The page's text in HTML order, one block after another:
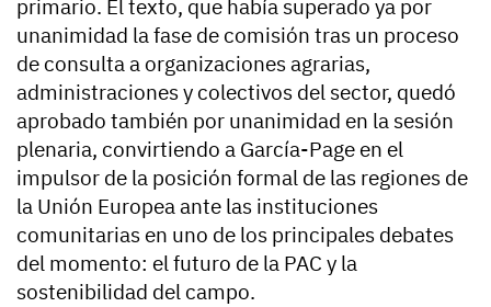
primario. El texto, que había superado ya por
unanimidad la fase de comisión tras un proceso
de consulta a organizaciones agrarias,
administraciones y colectivos del sector, quedó
aprobado también por unanimidad en la sesión
plenaria, convirtiendo a García-Page en el
impulsor de la posición formal de las regiones de
la Unión Europea ante las instituciones
comunitarias en uno de los principales debates
del momento: el futuro de la PAC y la
sostenibilidad del campo.